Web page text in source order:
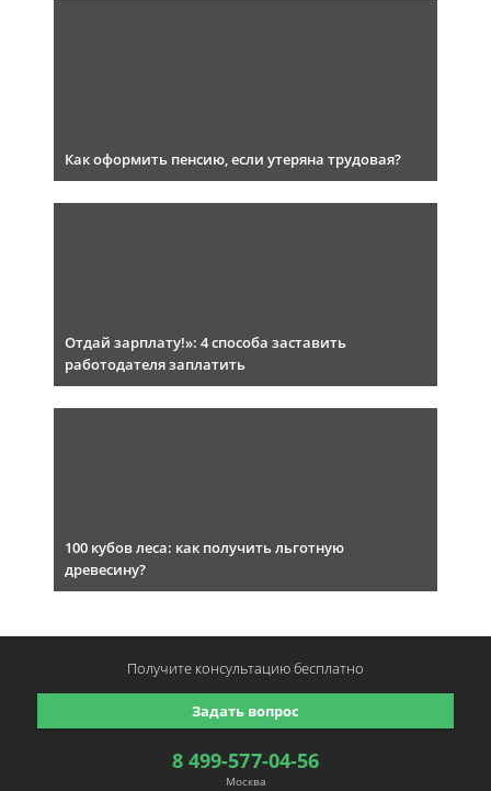
Как оформить пенсию, если утеряна трудовая?
Отдай зарплату!»: 4 способа заставить
работодателя заплатить
100 кубов леса: как получить льготную
древесину?
8 499-577-04-56
Москва
Задать вопрос
Получите консультациюбесплатно